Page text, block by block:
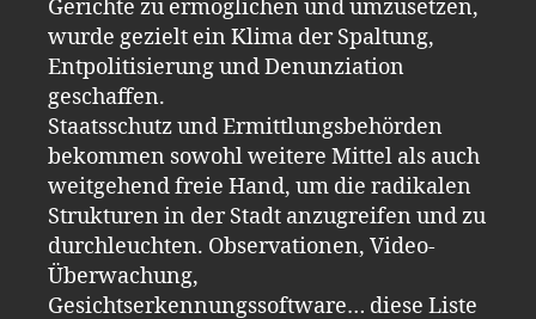
Gerichte zu ermöglichen und umzusetzen,
wurde gezielt ein Klima der Spaltung,
Entpolitisierung und Denunziation
geschaffen.
Staatsschutz und Ermittlungsbehörden
bekommen sowohl weitere Mittel als auch
weitgehend freie Hand, um die radikalen
Strukturen in der Stadt anzugreifen und zu
durchleuchten. Observationen, Video-
Überwachung,
Gesichtserkennungssoftware… diese Liste